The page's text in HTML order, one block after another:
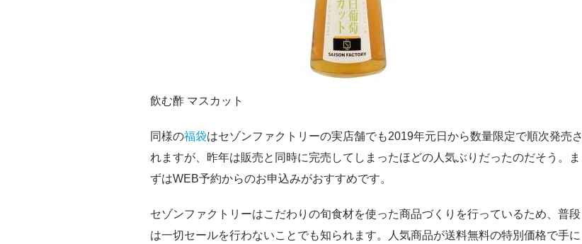
飲む酢 マスカット
同様の福袋はセゾンファクトリーの実店舗でも2019年元日から数量限定で順次発売さ
れますが、昨年は販売と同時に完売してしまったほどの人気ぶりだったのだそう。ま
ずはWEB予約からのお申込みがおすすめです。
セゾンファクトリーはこだわりの旬食材を使った商品づくりを行っているため、普段
は一切セールを行わないことでも知られます。人気商品が送料無料の特別価格で手に